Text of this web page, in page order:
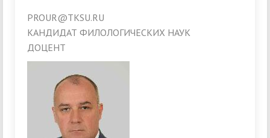
PROUR@TKSU.RU
КАНДИДАТ ФИЛОЛОГИЧЕСКИХ НАУК
ДОЦЕНТ